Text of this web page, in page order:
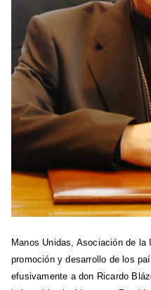
Manos Unidas, Asociación de
promoción y desarrollo de los
efusivamente a don Ricardo